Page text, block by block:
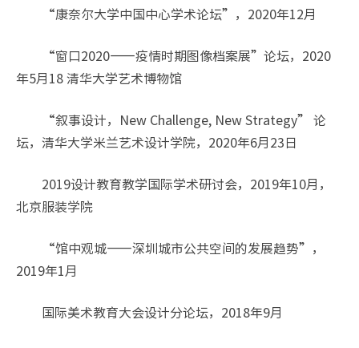
“康奈尔大学中国中心学术论坛”，2020年12月
“窗口2020——疫情时期图像档案展”论坛，2020
年5月18 清华大学艺术博物馆
“叙事设计，New Challenge, New Strategy” 论
坛，清华大学米兰艺术设计学院，2020年6月23日
2019设计教育教学国际学术研讨会，2019年10月，
北京服装学院
“馆中观城——深圳城市公共空间的发展趋势”，
2019年1月
国际美术教育大会设计分论坛，2018年9月